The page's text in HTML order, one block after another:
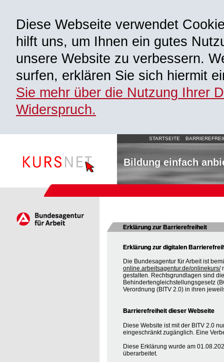
Diese Webseite verwendet
hilft uns, um Ihnen ein gutes
unsere Website zu verbessern.
surfen, erklären Sie sich hiermit
Sie mehr über die Nutzung Ihrer
Widerspruch.
STARTSEITE
Bildung einfach
Erklärung zur Barrierefreiheit
Erklärung zur digitalen
Die Bundesagentur für Arbeit ist
online.arbeitsagentur.de/onlinekurs/
gestalten. Rechtsgrundlagen sind
Behindertengleichstellungsgesetz
Verordnung (BITV 2.0) in ihren
Barrierefreiheit dieser Webseite
Diese Website ist mit der BITV 2.0
eingeschränkt zugänglich. Eine
Diese Erklärung wurde am
überarbeitet.